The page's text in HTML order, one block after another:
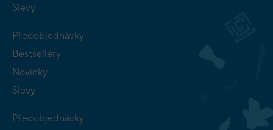
Slevy
Předobjednávky
Bestsellery
Novinky
Slevy
Předobjednávky